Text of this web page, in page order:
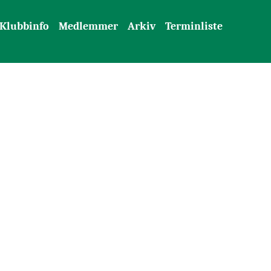
Klubbinfo Medlemmer Arkiv Terminliste